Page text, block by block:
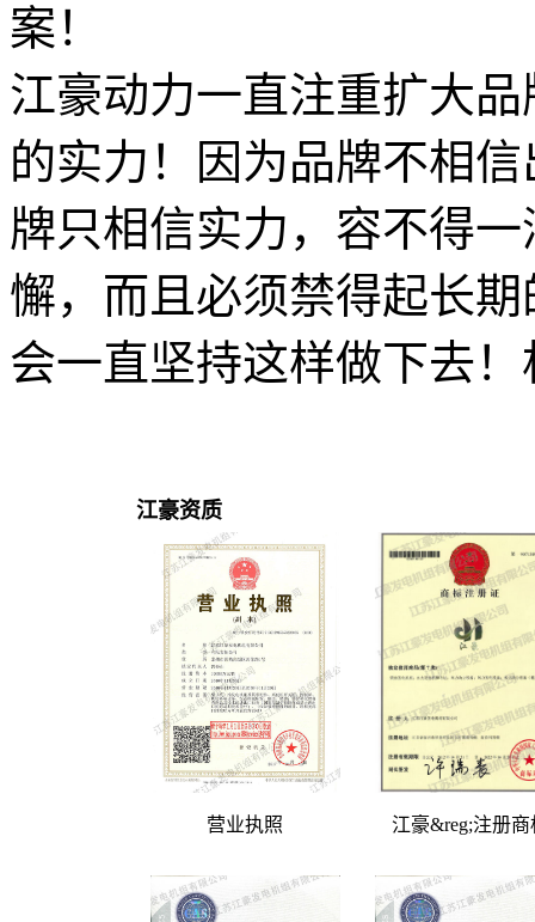
案！
江豪动力一直注重扩大
的实力！因为品牌不相
牌只相信实力，容不得
懈，而且必须禁得起长
会一直坚持这样做下去
江豪资质
营业执照 江豪&reg;注册商